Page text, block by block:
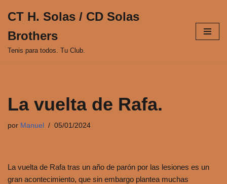
al
contenido
CT H. Solas / CD Solas
Brothers
Tenis para todos. Tu Club.
La vuelta de Rafa.
por Manuel 05/01/2024
La vuelta de Rafa tras un año de parón por las lesiones es un
gran acontecimiento, que sin embargo plantea muchas